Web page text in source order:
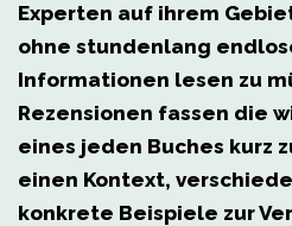
Experten auf ihrem
ohne stundenlang
Informationen lesen zu
Rezensionen fassen die
eines jeden Buches kurz
einen Kontext,
konkrete Beispiele zur